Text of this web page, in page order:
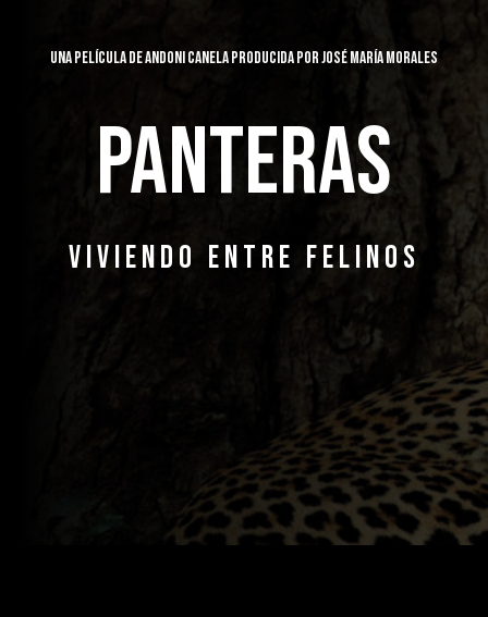
UNA PELÍCULA DE ANDONI CANELA PRODUCIDA POR JOSÉ MARÍA MORALES
PANTERAS
VIVIENDO ENTRE FELINOS